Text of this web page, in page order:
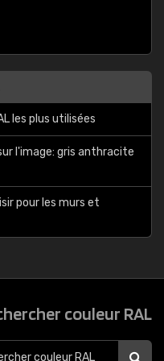
les plus utilisées
l'image: gris anthracite
pour les murs et
couleur RAL